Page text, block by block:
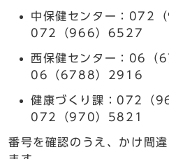
中保健センター：072
072（966）6527
西保健センター：06（
06（6788）2916
健康づくり課：072（
072（970）5821
番号を確認のうえ、かけ間